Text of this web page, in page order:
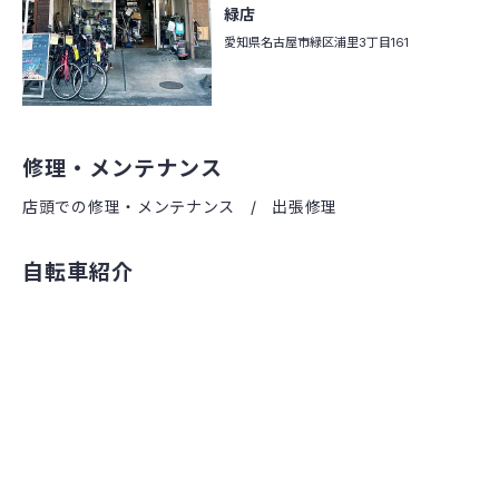
緑店
愛知県名古屋市緑区浦里3丁目161
修理・メンテナンス
店頭での修理・メンテナンス 出張修理
自転車紹介